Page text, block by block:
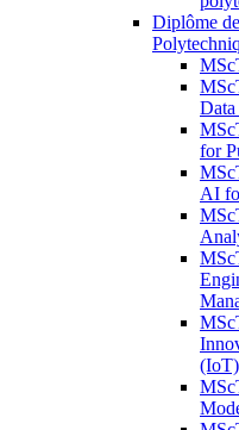
Diplôme
for
AI
(IoT)